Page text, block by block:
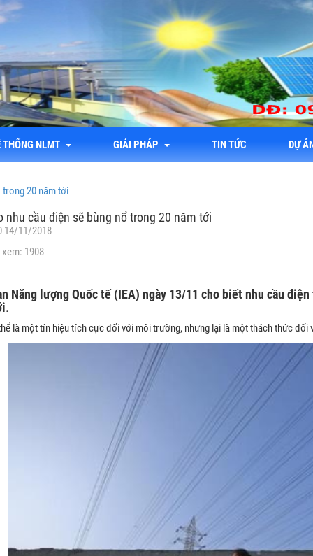
THỐNG NLMT GIẢI PHÁP TIN TỨC DỰ
trong 20 năm tới
nhu cầu điện sẽ bùng nổ trong 20 năm tới
14/11/2018
1908
Năng lượng Quốc tế (IEA) ngày 13/11 cho biết nhu cầu
là một tín hiệu tích cực đối với môi trường, nhưng lại là một thách thức đối